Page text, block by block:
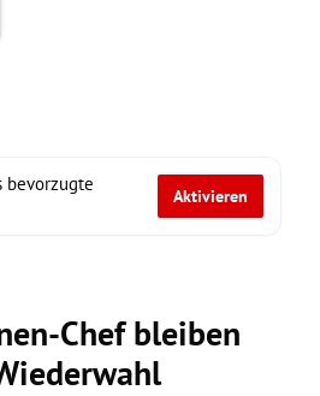
bevorzugte
Aktivieren
Chef bleiben